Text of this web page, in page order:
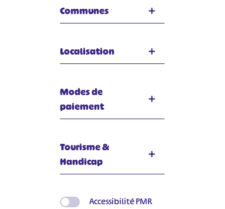
Communes
Localisation
Modes de
paiement
Tourisme &
Handicap
Accessibilité PMR